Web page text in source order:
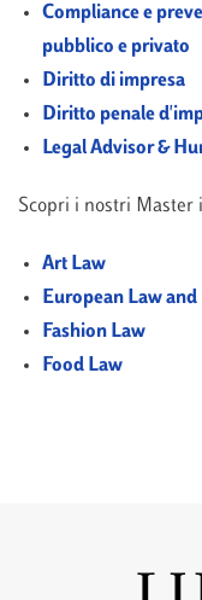
Compliance e
pubblico e privato
Diritto di impresa
Diritto penale
Legal Advisor &
Scopri i nostri Master
Art Law
European Law
Fashion Law
Food Law